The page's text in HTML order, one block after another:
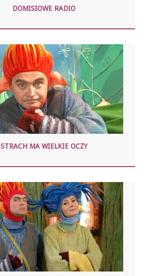
DOMISIOWE RADIO
STRACH MA WIELKIE OCZY